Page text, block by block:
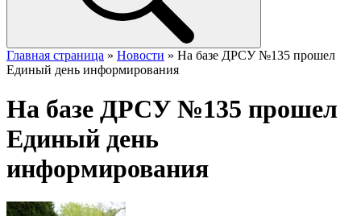
Главная страница » Новости » На базе ДРСУ №135 прошел
Единый день информирования
На базе ДРСУ №135 прошел
Единый день
информирования